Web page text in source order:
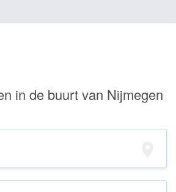
in de buurt van Nijmegen